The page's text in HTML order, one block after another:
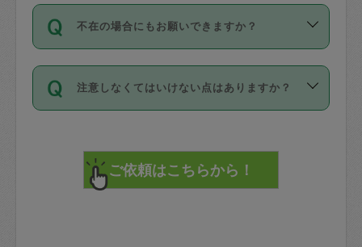
を依頼してください。
参考
【詳細】タスカジさんの登録に際
写真を撮り、
詳細FAQ：
損害賠償保険について教えて
1. 直前キャンセル（定期、スポット契約
共通）
72時間を超える※と、以下のキャンセル
料が発生します。
直前キャンセル料：
72時間前〜24時間前＝依頼料金の50%
「お試し利用」というメニューはありま
せんが、「一回のみ」依頼を活用するこ
とによって、気に入ったタスカジさんを
まず、条件の合う気になるタスカジさ
みてください。
その後、一番気に入ったタスカジさんに
不在の場合にもお願いできますか？
不在の場合の作業はタスカジさんの同意
が必要です。数回の依頼ののち、タスカ
ジさんと依頼者の間で十分な信頼関係が
てください。
不在時に部屋に入るためにタスカジさん
注意しなくてはいけない点はありますか？
で、必ず鍵のかかるロッカーや金庫に入
れて依頼者の責任の元管理するよう心掛
けてください。